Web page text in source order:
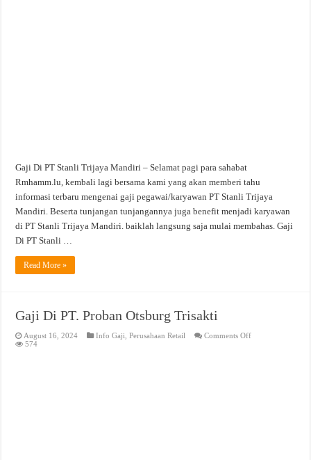
Gaji Di PT Stanli Trijaya Mandiri – Selamat pagi para sahabat
Rmhamm.lu, kembali lagi bersama kami yang akan memberi tahu
informasi terbaru mengenai gaji pegawai/karyawan PT Stanli Trijaya
Mandiri. Beserta tunjangan tunjangannya juga benefit menjadi karyawan
di PT Stanli Trijaya Mandiri. baiklah langsung saja mulai membahas. Gaji
Di PT Stanli …
Read More »
Gaji Di PT. Proban Otsburg Trisakti
August 16, 2024 Info Gaji ,Perusahaan Retail Comments Offon
574